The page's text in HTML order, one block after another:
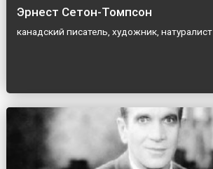
Эрнест Сетон-Томпсон
канадский писатель, художник, натуралист